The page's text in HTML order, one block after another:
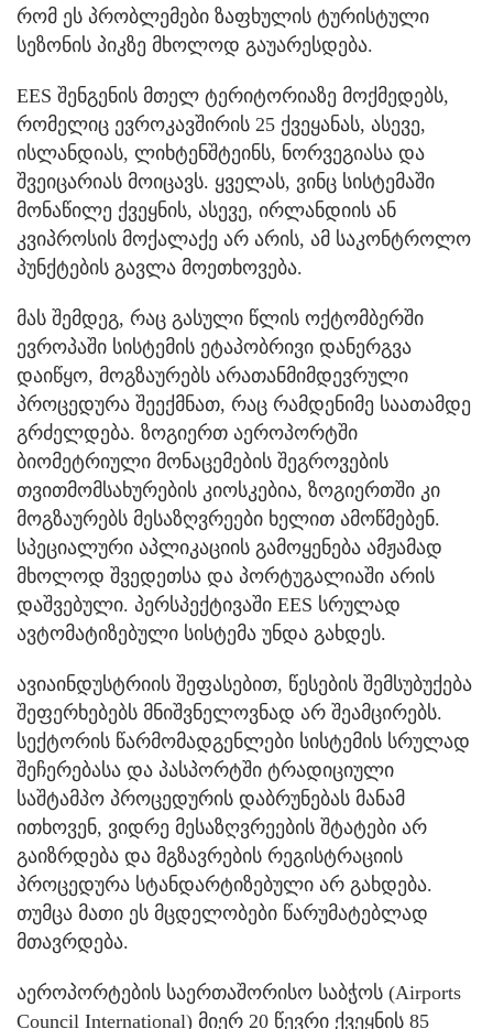
რომ ეს პრობლემები ზაფხულის ტურისტული
სეზონის პიკზე მხოლოდ გაუარესდება.
EES შენგენის მთელ ტერიტორიაზე მოქმედებს,
რომელიც ევროკავშირის 25 ქვეყანას, ასევე,
ისლანდიას, ლიხტენშტეინს, ნორვეგიასა და
შვეიცარიას მოიცავს. ყველას, ვინც სისტემაში
მონაწილე ქვეყნის, ასევე, ირლანდიის ან
კვიპროსის მოქალაქე არ არის, ამ საკონტროლო
პუნქტების გავლა მოეთხოვება.
მას შემდეგ, რაც გასული წლის ოქტომბერში
ევროპაში სისტემის ეტაპობრივი დანერგვა
დაიწყო, მოგზაურებს არათანმიმდევრული
პროცედურა შეექმნათ, რაც რამდენიმე საათამდე
გრძელდება. ზოგიერთ აეროპორტში
ბიომეტრიული მონაცემების შეგროვების
თვითმომსახურების კიოსკებია, ზოგიერთში კი
მოგზაურებს მესაზღვრეები ხელით ამოწმებენ.
სპეციალური აპლიკაციის გამოყენება ამჟამად
მხოლოდ შვედეთსა და პორტუგალიაში არის
დაშვებული. პერსპექტივაში EES სრულად
ავტომატიზებული სისტემა უნდა გახდეს.
ავიაინდუსტრიის შეფასებით, წესების შემსუბუქება
შეფერხებებს მნიშვნელოვნად არ შეამცირებს.
სექტორის წარმომადგენლები სისტემის სრულად
შეჩერებასა და პასპორტში ტრადიციული
საშტამპო პროცედურის დაბრუნებას მანამ
ითხოვენ, ვიდრე მესაზღვრეების შტატები არ
გაიზრდება და მგზავრების რეგისტრაციის
პროცედურა სტანდარტიზებული არ გახდება.
თუმცა მათი ეს მცდელობები წარუმატებლად
მთავრდება.
აეროპორტების საერთაშორისო საბჭოს (Airports
Council International) მიერ 20 წევრი ქვეყნის 85